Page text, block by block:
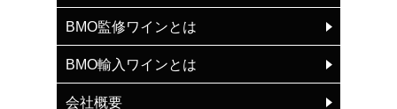
BMO監修ワインとは
BMO輸入ワインとは
会社概要